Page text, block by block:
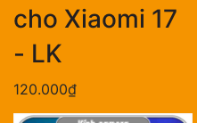
cho Xiaomi 17
- LK
120.000₫